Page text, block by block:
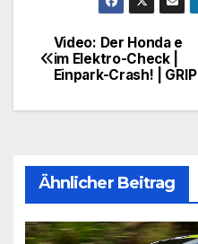
Video: Der Honda e
im Elektro-Check |
Einpark-Crash! | GRIP
Ähnlicher Beitrag